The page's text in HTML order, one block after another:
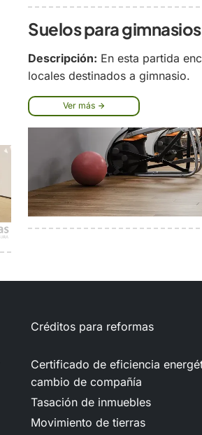
Suelos para gimnasios
Descripción: En esta partida
locales destinados a gimnasio.
Ver más
Créditos para reformas
Certificado de eficiencia
cambio de compañía
Tasación de inmuebles
Movimiento de tierras